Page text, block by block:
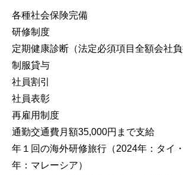
各種社会保険完備
研修制度
定期健康診断（法定必須項目全額会社負
制服貸与
社員割引
社員表彰
再雇用制度
通勤交通費月額35,000円まで支給
年１回の海外研修旅行（2024年：タイ
年：マレーシア）